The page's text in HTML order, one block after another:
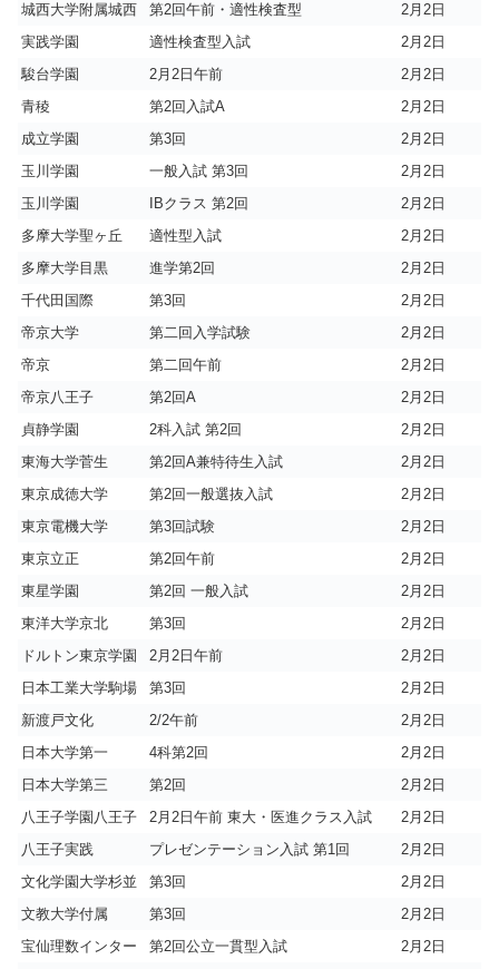
城西大学附属城西
第2回午前・適性検査型
2月2日
実践学園
適性検査型入試
2月2日
駿台学園
2月2日午前
2月2日
青稜
第2回入試A
2月2日
成立学園
第3回
2月2日
玉川学園
一般入試 第3回
2月2日
玉川学園
IBクラス 第2回
2月2日
多摩大学聖ヶ丘
適性型入試
2月2日
多摩大学目黒
進学第2回
2月2日
千代田国際
第3回
2月2日
帝京大学
第二回入学試験
2月2日
帝京
第二回午前
2月2日
帝京八王子
第2回A
2月2日
貞静学園
2科入試 第2回
2月2日
東海大学菅生
第2回A兼特待生入試
2月2日
東京成徳大学
第2回一般選抜入試
2月2日
東京電機大学
第3回試験
2月2日
東京立正
第2回午前
2月2日
東星学園
第2回 一般入試
2月2日
東洋大学京北
第3回
2月2日
ドルトン東京学園
2月2日午前
2月2日
日本工業大学駒場
第3回
2月2日
新渡戸文化
2/2午前
2月2日
日本大学第一
4科第2回
2月2日
日本大学第三
第2回
2月2日
八王子学園八王子
2月2日午前 東大・医進クラス入試
2月2日
八王子実践
プレゼンテーション入試 第1回
2月2日
文化学園大学杉並
第3回
2月2日
文教大学付属
第3回
2月2日
宝仙理数インター
第2回公立一貫型入試
2月2日